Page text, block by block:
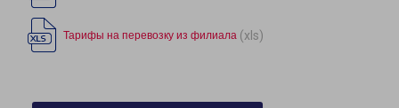
Тарифы на перевозку из филиала (xls)